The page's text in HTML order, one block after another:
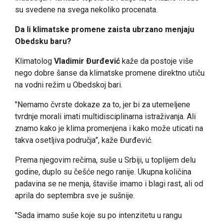
su svedene na svega nekoliko procenata.
Da li klimatske promene zaista ubrzano menjaju
Obedsku baru?
Klimatolog Vladimir Đurđević kaže da postoje više
nego dobre šanse da klimatske promene direktno utiču
na vodni režim u Obedskoj bari.
"Nemamo čvrste dokaze za to, jer bi za utemeljene
tvrdnje morali imati multidisciplinarna istraživanja. Ali
znamo kako je klima promenjena i kako može uticati na
takva osetljiva područja”, kaže Đurđević.
Prema njegovim rečima, suše u Srbiji, u toplijem delu
godine, duplo su češće nego ranije. Ukupna količina
padavina se ne menja, štaviše imamo i blagi rast, ali od
aprila do septembra sve je sušnije.
"Sada imamo suše koje su po intenzitetu u rangu